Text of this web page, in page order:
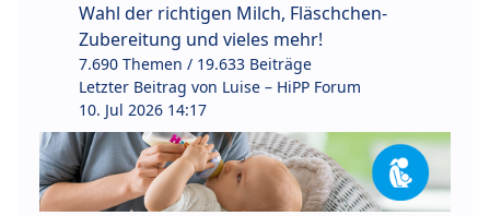
Wahl der richtigen Milch, Fläschchen-
Zubereitung und vieles mehr!
7.690 Themen / 19.633 Beiträge
Letzter Beitrag von Luise – HiPP Forum
10. Jul 2026 14:17